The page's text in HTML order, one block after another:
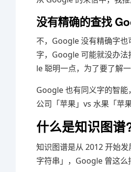
没有精确的查找
不，Google 没有精确字
字，Google 可能就没办
le 聪明一点，为了要了解
Google 也有同义字的智
公司「苹果」vs 水果「苹
什么是知识图谱
知识图谱是从 2012 开始
字符串」，Google 曾这么